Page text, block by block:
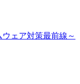
ェア対策最前線～